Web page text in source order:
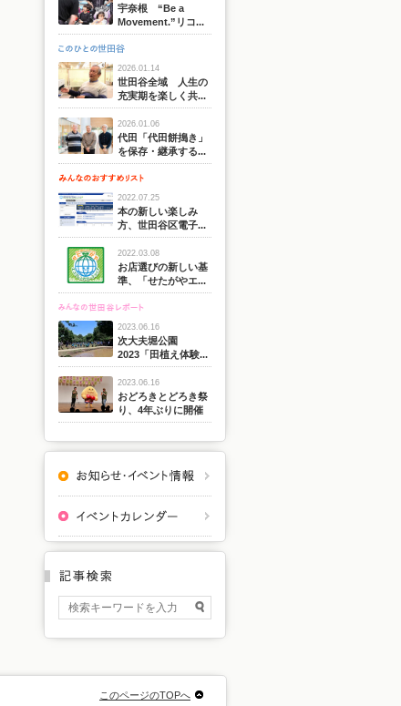
宇奈根 “Be a
Movement.”リコ...
2026.01.14
世田谷全域 人生の
充実期を楽しく共...
2026.01.06
代田「代田餅搗き」
を保存・継承する...
2022.07.25
本の新しい楽しみ
方、世田谷区電子...
2022.03.08
お店選びの新しい基
準、「せたがやエ...
2023.06.16
次大夫堀公園
2023「田植え体験...
2023.06.16
おどろきとどろき祭
り、4年ぶりに開催
このページのTOPへ